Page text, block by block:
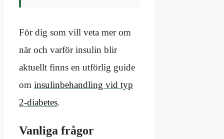
För dig som vill veta mer om
när och varför insulin blir
aktuellt finns en utförlig guide
om insulinbehandling vid typ
2-diabetes.
Vanliga frågor